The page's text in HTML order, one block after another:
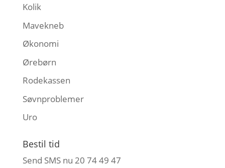
Kolik
Mavekneb
Økonomi
Ørebørn
Rodekassen
Søvnproblemer
Uro
Bestil tid
Send SMS nu 20 74 49 47